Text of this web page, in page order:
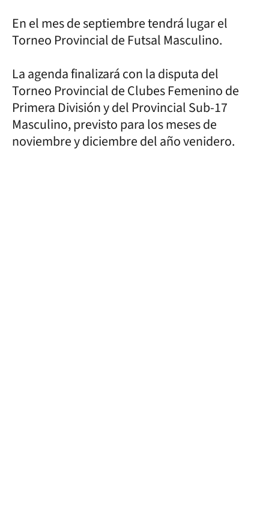
En el mes de septiembre tendrá lugar el
Torneo Provincial de Futsal Masculino.
La agenda finalizará con la disputa del
Torneo Provincial de Clubes Femenino de
Primera División y del Provincial Sub-17
Masculino, previsto para los meses de
noviembre y diciembre del año venidero.